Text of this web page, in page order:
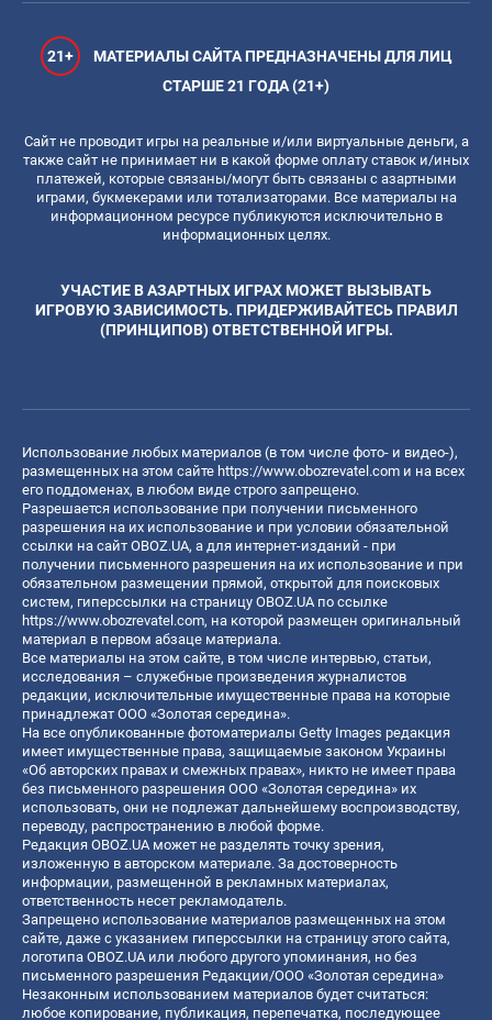
21+
МАТЕРИАЛЫ САЙТА ПРЕДНАЗНАЧЕНЫ ДЛЯ ЛИЦ
СТАРШЕ 21 ГОДА (21+)
Сайт не проводит игры на реальные и/или виртуальные деньги, а
также сайт не принимает ни в какой форме оплату ставок и/иных
платежей, которые связаны/могут быть связаны с азартными
играми, букмекерами или тотализаторами. Все материалы на
информационном ресурсе публикуются исключительно в
информационных целях.
УЧАСТИЕ В АЗАРТНЫХ ИГРАХ МОЖЕТ ВЫЗЫВАТЬ
ИГРОВУЮ ЗАВИСИМОСТЬ. ПРИДЕРЖИВАЙТЕСЬ ПРАВИЛ
(ПРИНЦИПОВ) ОТВЕТСТВЕННОЙ ИГРЫ.
Использование любых материалов (в том числе фото- и видео-),
размещенных на этом сайте https://www.obozrevatel.com и на всех
его поддоменах, в любом виде строго запрещено.
Разрешается использование при получении письменного
разрешения на их использование и при условии обязательной
ссылки на сайт OBOZ.UA, а для интернет-изданий - при
получении письменного разрешения на их использование и при
обязательном размещении прямой, открытой для поисковых
систем, гиперссылки на страницу OBOZ.UA по ссылке
https://www.obozrevatel.com, на которой размещен оригинальный
материал в первом абзаце материала.
Все материалы на этом сайте, в том числе интервью, статьи,
исследования – служебные произведения журналистов
редакции, исключительные имущественные права на которые
принадлежат ООО «Золотая середина».
На все опубликованные фотоматериалы Getty Images редакция
имеет имущественные права, защищаемые законом Украины
«Об авторских правах и смежных правах», никто не имеет права
без письменного разрешения ООО «Золотая середина» их
использовать, они не подлежат дальнейшему воспроизводству,
переводу, распространению в любой форме.
Редакция OBOZ.UA может не разделять точку зрения,
изложенную в авторском материале. За достоверность
информации, размещенной в рекламных материалах,
ответственность несет рекламодатель.
Запрещено использование материалов размещенных на этом
сайте, даже с указанием гиперссылки на страницу этого сайта,
логотипа OBOZ.UA или любого другого упоминания, но без
письменного разрешения Редакции/ООО «Золотая середина»
Незаконным использованием материалов будет считаться:
любое копирование, публикация, перепечатка, последующее